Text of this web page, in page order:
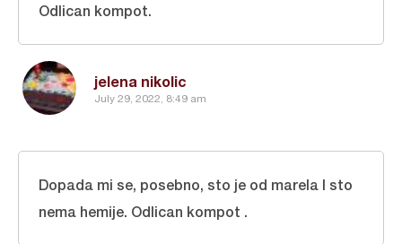
jelena nikolic
July 29, 2022, 8:49 am
Odlican kompot.
Dopada mi se, posebno, sto je od marela I sto
nema hemije. Odlican kompot .